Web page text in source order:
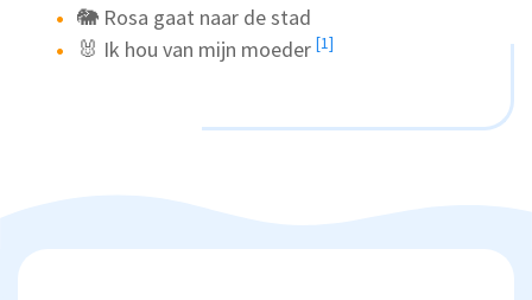
🐘 Rosa gaat naar de stad
🐰 Ik hou van mijn moeder [1]